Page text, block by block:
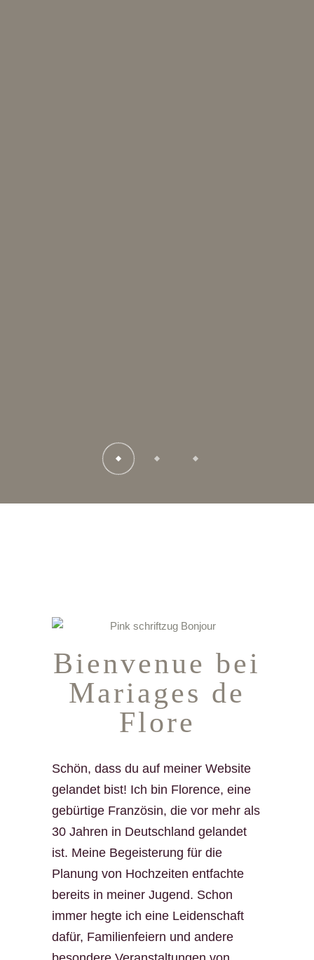
Bienvenue bei
Mariages de
Flore
Schön, dass du auf meiner Website
gelandet bist! Ich bin Florence, eine
gebürtige Französin, die vor mehr als
30 Jahren in Deutschland gelandet
ist. Meine Begeisterung für die
Planung von Hochzeiten entfachte
bereits in meiner Jugend. Schon
immer hegte ich eine Leidenschaft
dafür, Familienfeiern und andere